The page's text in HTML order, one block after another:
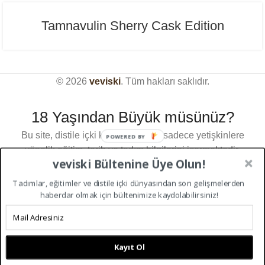
Tamnavulin Sherry Cask Edition
© 2026 veviski. Tüm hakları saklıdır.
Sitemizdeki deneyiminizi geliştirmek için çerezleri
kullanımımızı kabul etmiş olursunuz.
KABUL ET
18 Yaşından Büyük müsünüz?
Bu site, distile içki kültürü üzerine sadece yetişkinlere
yönelik eğitim, tarih ve tadım bilgilerini içermektedir.
Türkiye Cumhuriyeti kanunları gereği içerikleri
görüntülemek için 18 yaşından büyük olmanız
gerekmektedir.Giriş yapmak için lütfen yaşınızı
18 YAŞ VE ÜZERI 18 YAŞ ALTI
veviski Bültenine Üye Olun!
Tadımlar, eğitimler ve distile içki dünyasından son gelişmelerden
haberdar olmak için bültenimize kaydolabilirsiniz!
Kayıt Ol
POWERED BY